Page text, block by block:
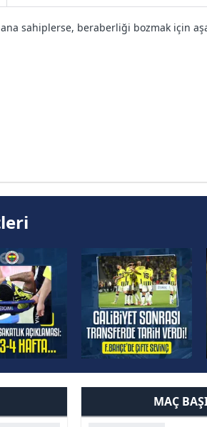
sahiplerse, beraberliği bozmak için
MAÇ